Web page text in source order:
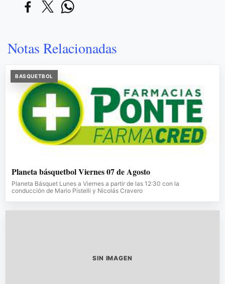
Notas Relacionadas
BASQUETBOL
Planeta básquetbol Viernes 07 de Agosto
Planeta Básquet Lunes a Viernes a partir de las 12:30 con la
conducción de Mario Pistelli y Nicolás Cravero
SIN IMAGEN